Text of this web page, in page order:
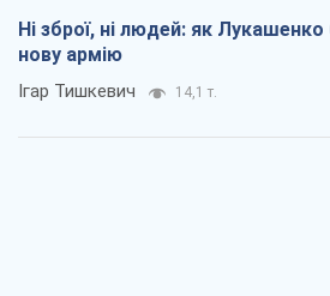
Ні зброї, ні людей: як Лукашенко
нову армію
Ігар Тишкевич 14,1 т.